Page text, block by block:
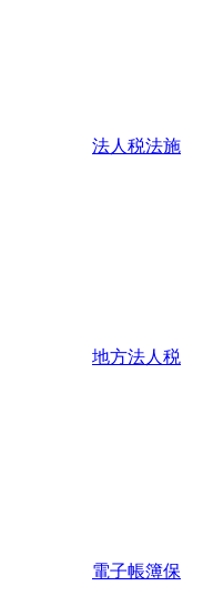
法人税法施
地方法人税
電子帳簿保